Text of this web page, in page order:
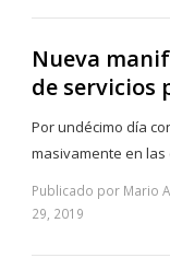
Nueva
de servicios
Por undécimo día
masivamente en
Publicado por Mario
29, 2019